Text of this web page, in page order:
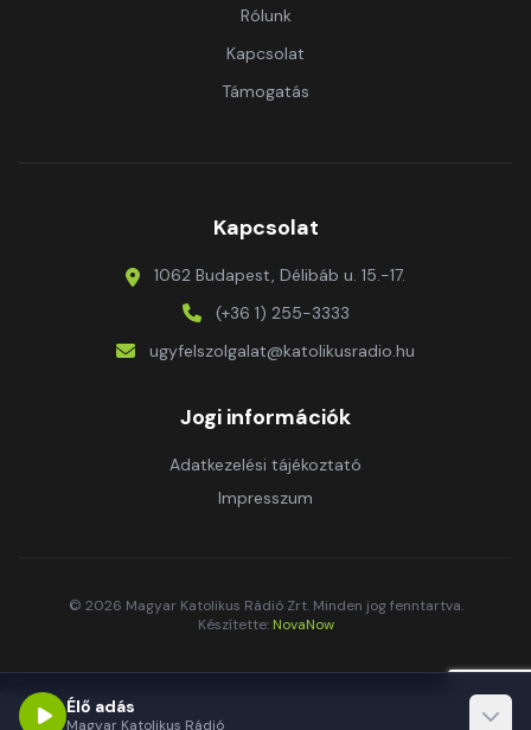
Rólunk
Kapcsolat
Támogatás
Kapcsolat
1062 Budapest, Délibáb u. 15.-17.
(+36 1) 255-3333
ugyfelszolgalat@katolikusradio.hu
Jogi információk
Adatkezelési tájékoztató
Impresszum
© 2026 Magyar Katolikus Rádió Zrt. Minden jog fenntartva.
Készítette: NovaNow
Élő adás
Magyar Katolikus Rádió